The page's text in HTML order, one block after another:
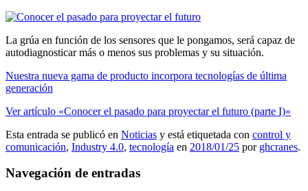
La grúa en función de los sensores que le pongamos, será capaz de
autodiagnosticar más o menos sus problemas y su situación.
Nuestra nueva gama de producto incorpora tecnologías de última
generación
Ver artículo «Conocer el pasado para proyectar el futuro (parte I)»
Esta entrada se publicó en Noticias y está etiquetada con control y
comunicación, Industry 4.0, tecnología en 2018/01/25 por ghcranes.
Navegación de entradas